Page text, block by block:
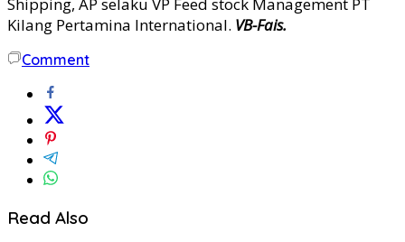
Kilang Pertamina International. VB-Fais.
Comment
Read Also